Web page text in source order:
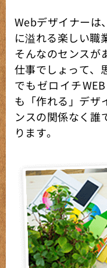
Webデザイナーは
に溢れる楽しい職
そんなのセンスが
仕事でしょって、
でもゼロイチ
も「作れる」デザ
ンスの関係なく誰
ります。